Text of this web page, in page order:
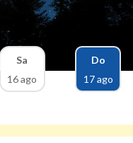
Sa
16 ago
Do
17 ago